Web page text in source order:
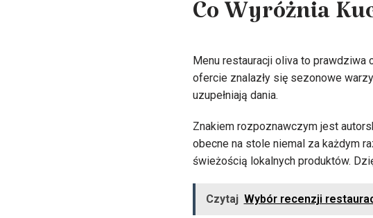
Co Wyróżnia
Menu restauracji oliva to prawdziwa
ofercie znalazły się sezonowe
uzupełniają dania.
Znakiem rozpoznawczym jest
obecne na stole niemal za każdym
świeżością lokalnych produktów.
Czytaj Wybór recenzji